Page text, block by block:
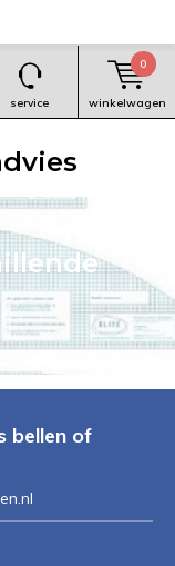
service winkelwagen
0
bellen of